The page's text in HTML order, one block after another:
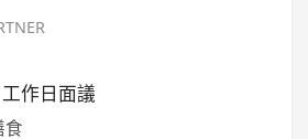
作日面議
食